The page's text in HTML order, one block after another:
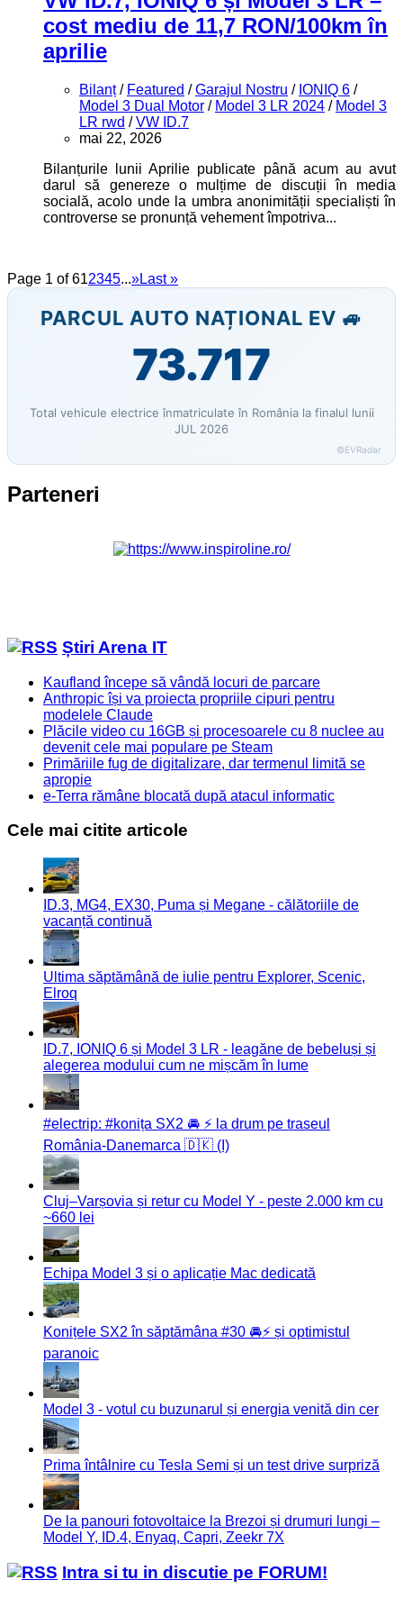
cost mediu de 11,7 RON/100km în
aprilie
Bilanț/ Featured /Garajul Nostru / IONIQ 6 /
Model 3 Dual Motor / Model 3 LR 2024 / Model 3
LR rwd /VW ID.7
mai 22, 2026
Bilanțurile lunii Aprilie publicate până acum au avut
darul să genereze o mulțime de discuții în media
socială, acolo unde la umbra anonimității specialiști în
controverse se pronunță vehement împotriva...
Page 1 of 612345...»Last »
PARCUL AUTO NAȚIONAL EV 🚙
73.717
Total vehicule electrice înmatriculate în România la finalul lunii
JUL 2026
©EVRadar
Parteneri
Știri Arena IT
Kaufland începe să vândă locuri de parcare
Anthropic își va proiecta propriile cipuri pentru
modelele Claude
Plăcile video cu 16GB și procesoarele cu 8 nuclee au
devenit cele mai populare pe Steam
Primăriile fug de digitalizare, dar termenul limită se
apropie
e-Terra rămâne blocată după atacul informatic
Cele mai citite articole
ID.3, MG4, EX30, Puma și Megane - călătoriile de
vacanță continuă
Ultima săptămână de iulie pentru Explorer, Scenic,
Elroq
ID.7, IONIQ 6 și Model 3 LR - leagăne de bebeluși și
alegerea modului cum ne mișcăm în lume
#electrip: #konița SX2 🚘 ⚡️ la drum pe traseul
România-Danemarca 🇩🇰 (I)
Cluj–Varșovia și retur cu Model Y - peste 2.000 km cu
~660 lei
Echipa Model 3 și o aplicație Mac dedicată
Konițele SX2 în săptămâna #30 🚘⚡️ și optimistul
paranoic
Model 3 - votul cu buzunarul și energia venită din cer
Prima întâlnire cu Tesla Semi și un test drive surpriză
De la panouri fotovoltaice la Brezoi și drumuri lungi –
Model Y, ID.4, Enyaq, Capri, Zeekr 7X
Intra si tu in discutie pe FORUM!